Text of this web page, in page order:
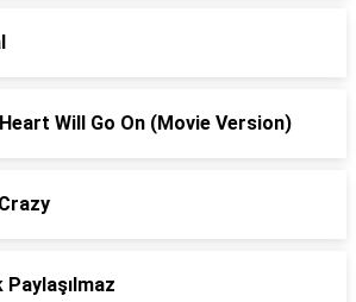
Will Go On (Movie Version)
Paylaşılmaz